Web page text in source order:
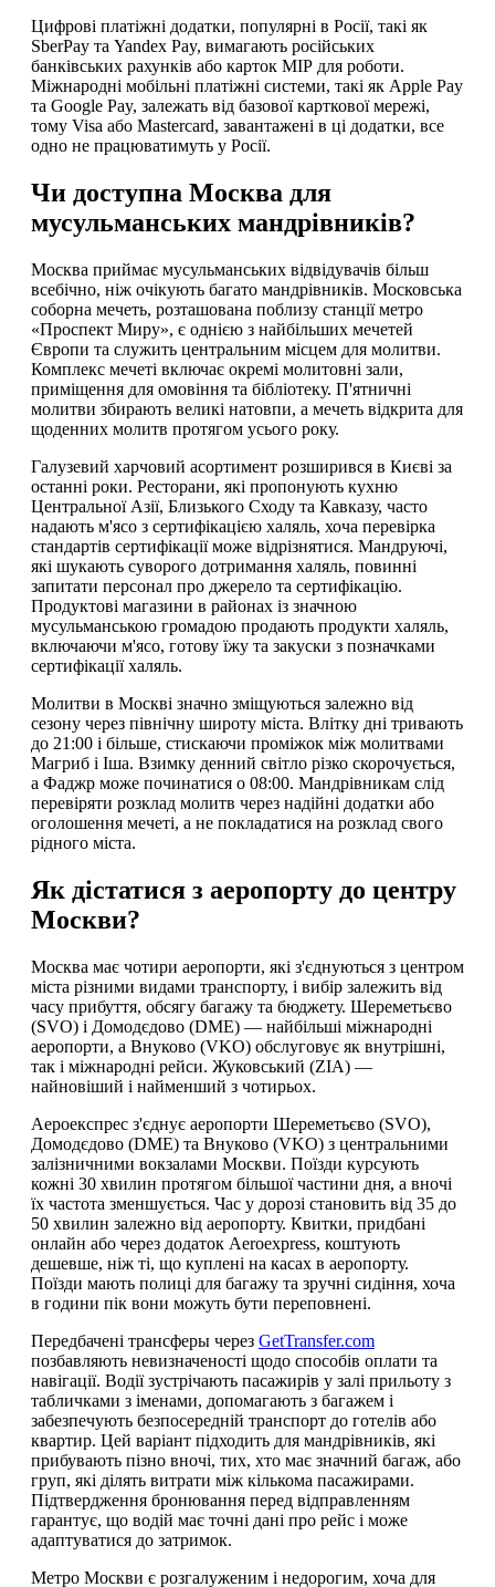
Цифрові платіжні додатки, популярні в Росії, такі як
SberPay та Yandex Pay, вимагають російських
банківських рахунків або карток МІР для роботи.
Міжнародні мобільні платіжні системи, такі як Apple Pay
та Google Pay, залежать від базової карткової мережі,
тому Visa або Mastercard, завантажені в ці додатки, все
одно не працюватимуть у Росії.
Чи доступна Москва для
мусульманських мандрівників?
Москва приймає мусульманських відвідувачів більш
всебічно, ніж очікують багато мандрівників. Московська
соборна мечеть, розташована поблизу станції метро
«Проспект Миру», є однією з найбільших мечетей
Європи та служить центральним місцем для молитви.
Комплекс мечеті включає окремі молитовні зали,
приміщення для омовіння та бібліотеку. П'ятничні
молитви збирають великі натовпи, а мечеть відкрита для
щоденних молитв протягом усього року.
Галузевий харчовий асортимент розширився в Києві за
останні роки. Ресторани, які пропонують кухню
Центральної Азії, Близького Сходу та Кавказу, часто
надають м'ясо з сертифікацією халяль, хоча перевірка
стандартів сертифікації може відрізнятися. Мандруючі,
які шукають суворого дотримання халяль, повинні
запитати персонал про джерело та сертифікацію.
Продуктові магазини в районах із значною
мусульманською громадою продають продукти халяль,
включаючи м'ясо, готову їжу та закуски з позначками
сертифікації халяль.
Молитви в Москві значно зміщуються залежно від
сезону через північну широту міста. Влітку дні тривають
до 21:00 і більше, стискаючи проміжок між молитвами
Магриб і Іша. Взимку денний світло різко скорочується,
а Фаджр може починатися о 08:00. Мандрівникам слід
перевіряти розклад молитв через надійні додатки або
оголошення мечеті, а не покладатися на розклад свого
рідного міста.
Як дістатися з аеропорту до центру
Москви?
Москва має чотири аеропорти, які з'єднуються з центром
міста різними видами транспорту, і вибір залежить від
часу прибуття, обсягу багажу та бюджету. Шереметьєво
(SVO) і Домодєдово (DME) — найбільші міжнародні
аеропорти, а Внуково (VKO) обслуговує як внутрішні,
так і міжнародні рейси. Жуковський (ZIA) —
найновіший і найменший з чотирьох.
Аероекспрес з'єднує аеропорти Шереметьєво (SVO),
Домодєдово (DME) та Внуково (VKO) з центральними
залізничними вокзалами Москви. Поїзди курсують
кожні 30 хвилин протягом більшої частини дня, а вночі
їх частота зменшується. Час у дорозі становить від 35 до
50 хвилин залежно від аеропорту. Квитки, придбані
онлайн або через додаток Aeroexpress, коштують
дешевше, ніж ті, що куплені на касах в аеропорту.
Поїзди мають полиці для багажу та зручні сидіння, хоча
в години пік вони можуть бути переповнені.
Передбачені трансферы через GetTransfer.com
позбавляють невизначеності щодо способів оплати та
навігації. Водії зустрічають пасажирів у залі прильоту з
табличками з іменами, допомагають з багажем і
забезпечують безпосередній транспорт до готелів або
квартир. Цей варіант підходить для мандрівників, які
прибувають пізно вночі, тих, хто має значний багаж, або
груп, які ділять витрати між кількома пасажирами.
Підтвердження бронювання перед відправленням
гарантує, що водій має точні дані про рейс і може
адаптуватися до затримок.
Метро Москви є розгалуженим і недорогим, хоча для